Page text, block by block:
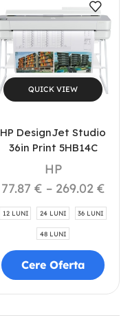
QUICK VIEW
HP DesignJet Studio
36in Print 5HB14C
HP
77.87 € – 269.02 €
12 LUNI 24 LUNI 36 LUNI
48 LUNI
Cere Oferta